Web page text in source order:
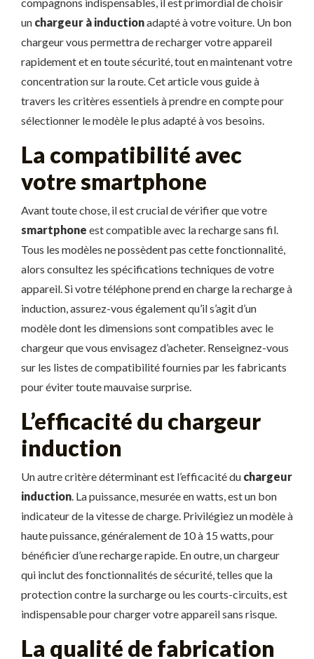
un chargeur à inductionadapté à votre voiture. Un bon
chargeur vous permettra de recharger votre appareil
rapidement et en toute sécurité, tout en maintenant votre
concentration sur la route. Cet article vous guide à
travers les critères essentiels à prendre en compte pour
sélectionner le modèle le plus adapté à vos besoins.
La compatibilité avec
votre smartphone
Avant toute chose, il est crucial de vérifier que votre
smartphone est compatible avec la recharge sans fil.
Tous les modèles ne possèdent pas cette fonctionnalité,
alors consultez les spécifications techniques de votre
appareil. Si votre téléphone prend en charge la recharge à
induction, assurez-vous également qu’il s’agit d’un
modèle dont les dimensions sont compatibles avec le
chargeur que vous envisagez d’acheter. Renseignez-vous
sur les listes de compatibilité fournies par les fabricants
pour éviter toute mauvaise surprise.
L’efficacité du chargeur
induction
Un autre critère déterminant est l’efficacité du chargeur
induction. La puissance, mesurée en watts, est un bon
indicateur de la vitesse de charge. Privilégiez un modèle à
haute puissance, généralement de 10 à 15 watts, pour
bénéficier d’une recharge rapide. En outre, un chargeur
qui inclut des fonctionnalités de sécurité, telles que la
protection contre la surcharge ou les courts-circuits, est
indispensable pour charger votre appareil sans risque.
La qualité de fabrication